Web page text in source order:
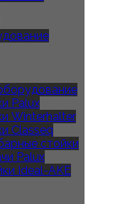
Palux
Winterhalter
Classeq
стойки
Palux
Ideal-AKE